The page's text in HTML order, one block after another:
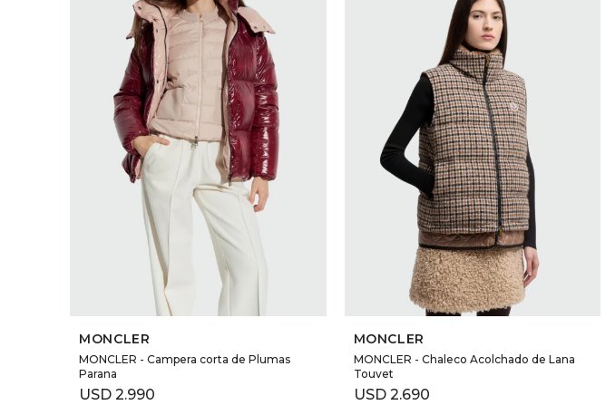
SELECCIONAR TALLE
MONCLER
MONCLER - Campera corta de Plumas
Parana
USD 2.990
SELECCIONAR TALLE
MONCLER
MONCLER - Chaleco Acolchado de Lana
Touvet
USD 2.690